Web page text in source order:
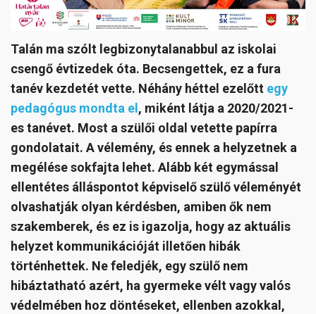
Talán ma szólt legbizonytalanabbul az iskolai
csengő évtizedek óta. Becsengettek, ez a fura
tanév kezdetét vette. Néhány héttel ezelőtt egy
pedagógus mondta el , miként látja a 2020/2021-
es tanévet. Most a szülői oldal vetette papírra
gondolatait. A vélemény, és ennek a helyzetnek a
megélése sokfajta lehet. Alább két egymással
ellentétes álláspontot képviselő szülő véleményét
olvashatják olyan kérdésben, amiben ők nem
szakemberek, és ez is igazolja, hogy az aktuális
helyzet kommunikációját illetően hibák
történhettek. Ne feledjék, egy szülő nem
hibáztatható azért, ha gyermeke vélt vagy valós
védelmében hoz döntéseket, ellenben azokkal,